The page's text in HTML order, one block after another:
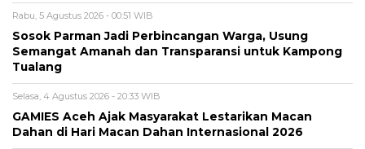
Rabu, 5 Agustus 2026 - 00:51 WIB
Sosok Parman Jadi Perbincangan Warga, Usung
Semangat Amanah dan Transparansi untuk Kampong
Tualang
Selasa, 4 Agustus 2026 - 20:33 WIB
GAMIES Aceh Ajak Masyarakat Lestarikan Macan
Dahan di Hari Macan Dahan Internasional 2026